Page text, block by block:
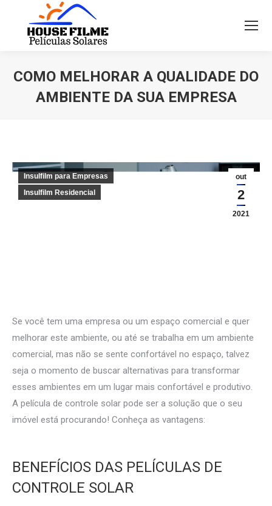
COMO MELHORAR A QUALIDADE DO
AMBIENTE DA SUA EMPRESA
out
2
2021
Insulfilm para Empresas
Insulfilm Residencial
Se você tem uma empresa ou um espaço comercial e quer
melhorar este ambiente, ou até se trabalha em um ambiente
comercial, mas não se sente confortável no espaço, talvez
seja o momento de buscar alternativas para transformar
esses ambientes em um lugar mais confortável e produtivo.
A película de controle solar pode ser a solução que o seu
imóvel está procurando! Conheça as vantagens:
BENEFÍCIOS DAS PELÍCULAS DE
CONTROLE SOLAR